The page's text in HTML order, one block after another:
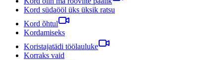
Kord südaööl üks üksik ratsu
Kord õhtul
Kordamiseks
Koristajatädi töölauluke
Korraks vaid